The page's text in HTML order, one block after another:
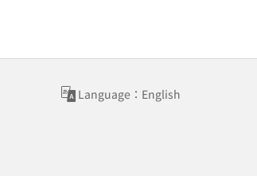
Language：English